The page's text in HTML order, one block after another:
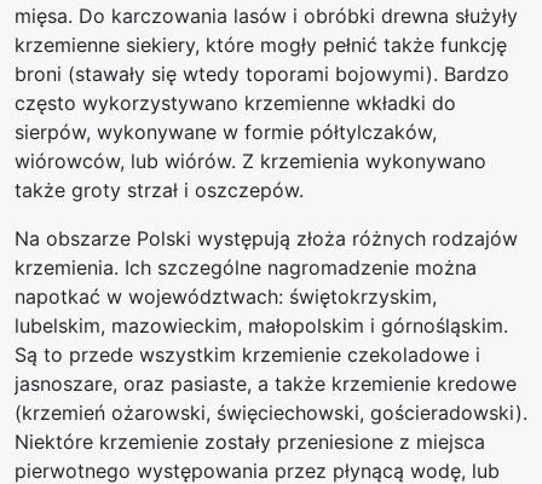
mięsa. Do karczowania lasów i obróbki drewna służyły
krzemienne siekiery, które mogły pełnić także funkcję
broni (stawały się wtedy toporami bojowymi). Bardzo
często wykorzystywano krzemienne wkładki do
sierpów, wykonywane w formie półtylczaków,
wiórowców, lub wiórów. Z krzemienia wykonywano
także groty strzał i oszczepów.
Na obszarze Polski występują złoża różnych rodzajów
krzemienia. Ich szczególne nagromadzenie można
napotkać w województwach: świętokrzyskim,
lubelskim, mazowieckim, małopolskim i górnośląskim.
Są to przede wszystkim krzemienie czekoladowe i
jasnoszare, oraz pasiaste, a także krzemienie kredowe
(krzemień ożarowski, święciechowski, gościeradowski).
Niektóre krzemienie zostały przeniesione z miejsca
pierwotnego występowania przez płynącą wodę, lub